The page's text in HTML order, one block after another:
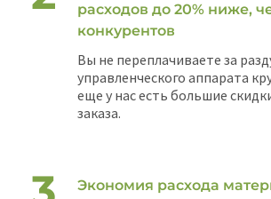
расходов до 20% ниже,
конкурентов
Вы не переплачиваете за
управленческого аппарата
еще у нас есть большие
заказа.
Экономия расхода